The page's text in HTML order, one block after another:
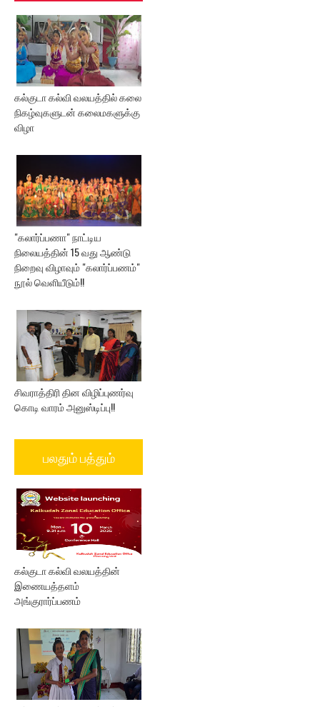
கல்குடா கல்வி வலயத்தில் கலை
நிகழ்வுகளுடன் கலைமகளுக்கு
விழா
"கலார்ப்பணா" நாட்டிய
நிலையத்தின் 15 வது ஆண்டு
நிறைவு விழாவும் "கலார்ப்பணம்"
நூல் வெளியீடும்!!
சிவராத்திரி தின விழிப்புணர்வு
கொடி வாரம் அனுஸ்டிப்பு!!
பலதும் பத்தும்
கல்குடா கல்வி வலயத்தின்
இணையத்தளம்
அங்குரார்ப்பணம்